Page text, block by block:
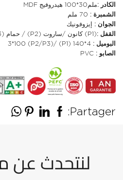
الكادر :ملم30*100 هيدروفيج MDF
الشمبرة :
الجوان : إيزوفونيك
القفل :(P1) كانون /ساروت (P2) / حمام (P3)
البوميل :
الصابو :
Partager:
لنتحدث